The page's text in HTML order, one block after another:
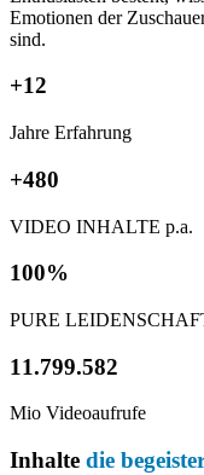
Emotionen der
sind.
+12
Jahre Erfahrung
+480
VIDEO INHALTE p.a.
100%
PURE
11.799.582​
Mio Videoaufrufe
Inhalte die